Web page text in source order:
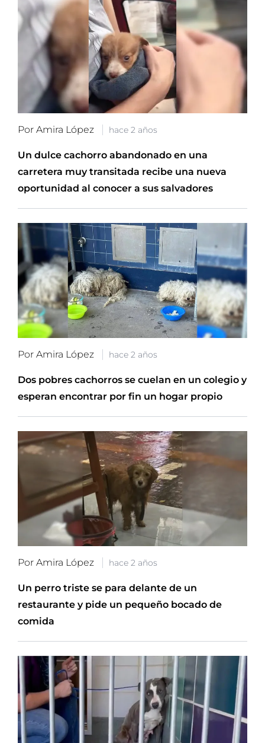
Por Amira López hace 2 años
Un dulce cachorro abandonado en una
carretera muy transitada recibe una nueva
oportunidad al conocer a sus salvadores
Por Amira López hace 2 años
Dos pobres cachorros se cuelan en un colegio y
esperan encontrar por fin un hogar propio
Por Amira López hace 2 años
Un perro triste se para delante de un
restaurante y pide un pequeño bocado de
comida